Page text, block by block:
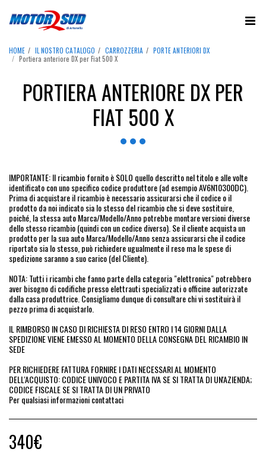
HOME IL NOSTRO CATALOGO CARROZZERIA
PORTE ANTERIORI DX
Portiera anteriore DX per Fiat 500 X
PORTIERA ANTERIORE DX PER
FIAT 500 X
IMPORTANTE: Il ricambio fornito è SOLO quello descritto nel titolo e alle volte
identificato con uno specifico codice produttore (ad esempio AV6N10300DC).
Prima di acquistare il ricambio è necessario assicurarsi che il codice o il
prodotto da noi indicato sia lo stesso del ricambio che si deve sostituire,
poiché, la stessa auto Marca/Modello/Anno potrebbe montare versioni diverse
dello stesso ricambio (quindi con un codice diverso). Se il cliente acquista un
prodotto per la sua auto Marca/Modello/Anno senza assicurarsi che il codice
riportato sia lo stesso, può richiedere ugualmente il reso ma le spese di
spedizione saranno a suo carico (del Cliente).
NOTA: Tutti i ricambi che fanno parte della categoria "elettronica" potrebbero
aver bisogno di codifiche presso elettrauti specializzati o officine autorizzate
dalla casa produttrice. Consigliamo dunque di consultare chi vi sostituirà il
pezzo prima di acquistarlo.
IL RIMBORSO IN CASO DI RICHIESTA DI RESO ENTRO I 14 GIORNI DALLA
SPEDIZIONE VIENE EMESSO AL MOMENTO DELLA CONSEGNA DEL RICAMBIO IN
SEDE
PER RICHIEDERE FATTURA FORNIRE I DATI NECESSARI AL MOMENTO
DELL'ACQUISTO: CODICE UNIVOCO E PARTITA IVA SE SI TRATTA DI UN'AZIENDA;
CODICE FISCALE SE SI TRATTA DI UN PRIVATO
Per qualsiasi informazioni contattaci
340€